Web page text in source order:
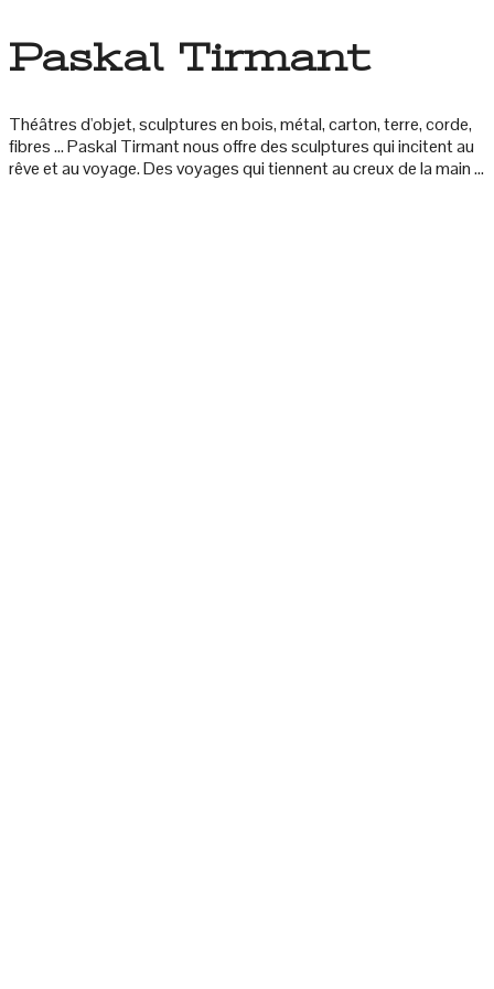
Paskal Tirmant
Théâtres d'objet, sculptures en bois, métal, carton, terre, corde,
fibres ... Paskal Tirmant nous offre des sculptures qui incitent au
rêve et au voyage. Des voyages qui tiennent au creux de la main ...